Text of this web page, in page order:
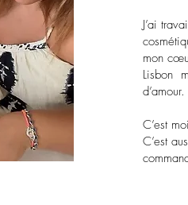
J’ai
mon
Lisbon
d’amour.
C’est
C’est